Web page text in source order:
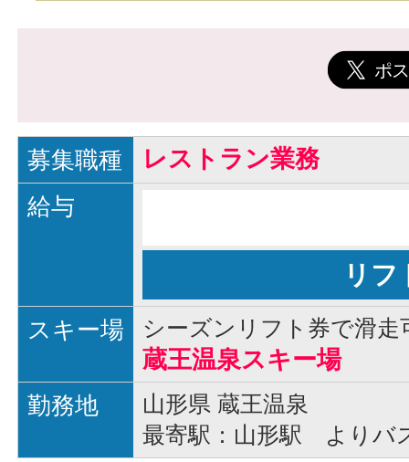
募集職種
レストラン業務
給与
リフ
スキー場 シーズンリフト券で滑走
蔵王温泉スキー場
勤務地
山形県 蔵王温泉
最寄駅：山形駅 よりバ